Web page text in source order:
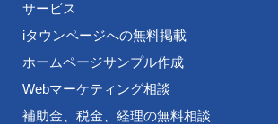
サービス
iタウンページへの無料掲載
ホームページサンプル作成
Webマーケティング相談
補助金、税金、経理の無料相談